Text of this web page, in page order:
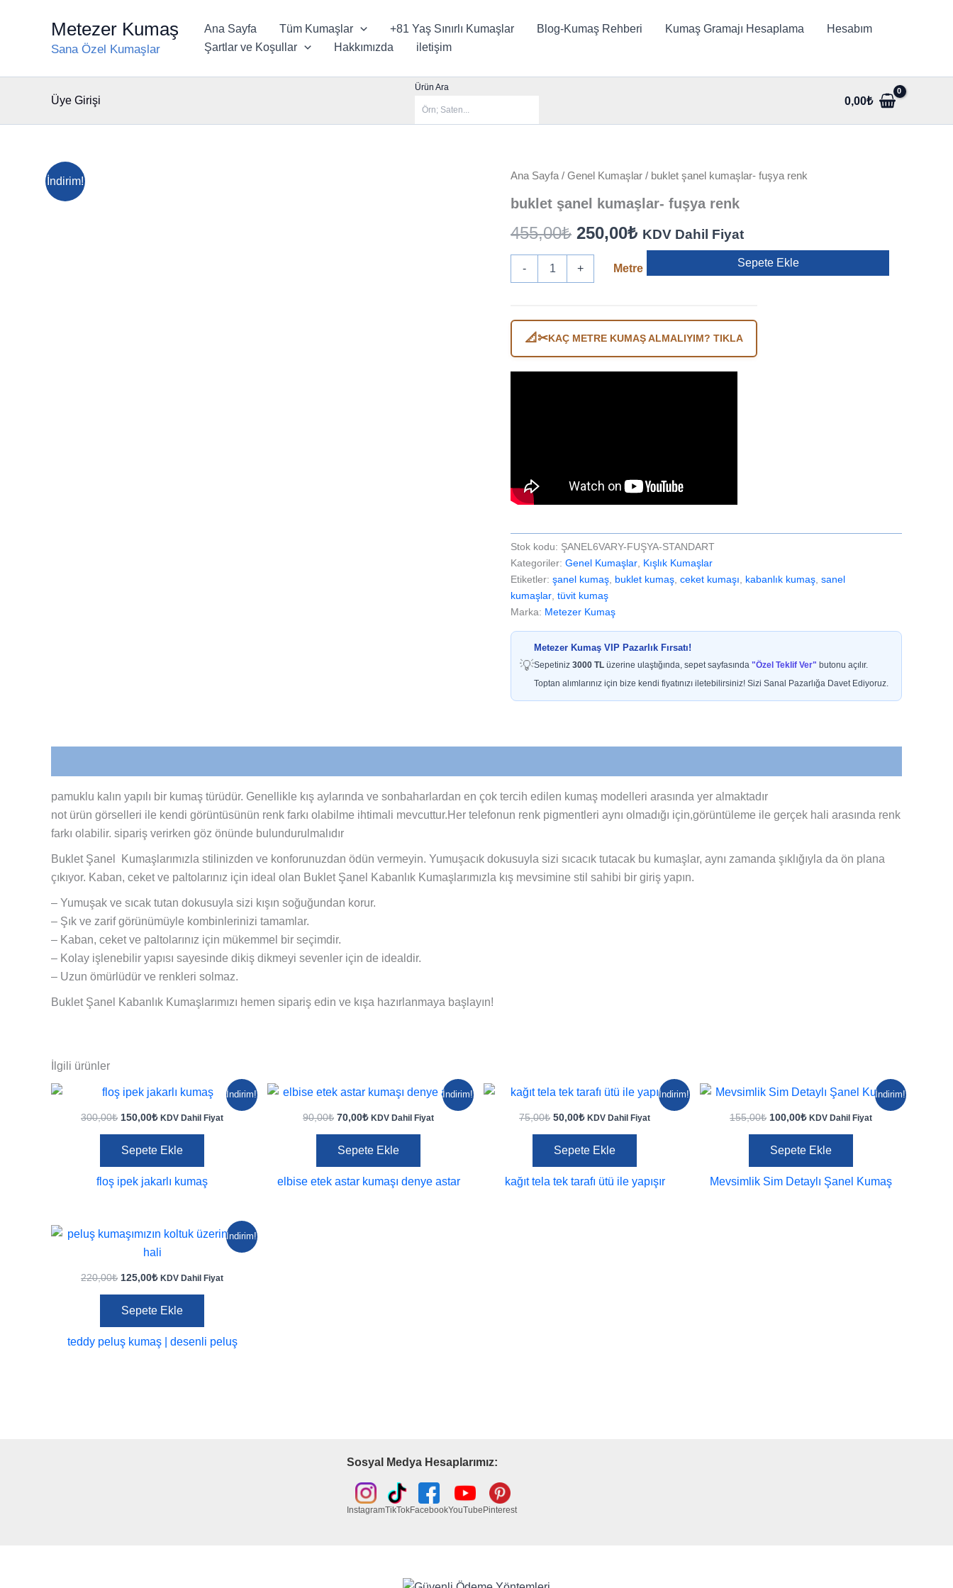
Metezer Kumaş
Sana Özel Kumaşlar
Ana Sayfa Tüm Kumaşlar +81 Yaş Sınırlı Kumaşlar Blog-Kumaş Rehberi Kumaş Gramajı Hesaplama
Hesabım
Şartlar ve Koşullar
Hakkımızda iletişim
Üye Girişi
Ürün Ara
0,00₺
İndirim! Ana Sayfa / Genel Kumaşlar / buklet şanel kumaşlar- fuşya renk
buklet şanel kumaşlar- fuşya renk
455,00₺ Orijinal
fiyat:
455,00₺.
250,00₺Şu
250,00₺.
KDV Dahil Fiyat
-
renk
+ Metre Sepete Ekle
📐✂KAÇ METRE KUMAŞ ALMALIYIM? TIKLA
Stok kodu: ŞANEL6VARY-FUŞYA-STANDART
Kategoriler: Genel Kumaşlar, Kışlık Kumaşlar
Etiketler: şanel kumaş, buklet kumaş, ceket kumaşı, kabanlık kumaş, sanel
kumaşlar, tüvit kumaş
Marka: Metezer Kumaş
💡
Metezer Kumaş VIP Pazarlık Fırsatı!
Sepetiniz 3000 TL üzerine ulaştığında, sepet sayfasında "Özel Teklif Ver" butonu açılır.
Toptan alımlarınız için bize kendi fiyatınızı iletebilirsiniz! Sizi Sanal Pazarlığa Davet Ediyoruz.
pamuklu kalın yapılı bir kumaş türüdür. Genellikle kış aylarında ve sonbaharlardan en çok tercih edilen kumaş modelleri arasında yer almaktadır
not ürün görselleri ile kendi görüntüsünün renk farkı olabilme ihtimali mevcuttur.Her telefonun renk pigmentleri aynı olmadığı için,görüntüleme ile gerçek hali arasında renk
farkı olabilir. sipariş verirken göz önünde bulundurulmalıdır
Buklet Şanel Kumaşlarımızla stilinizden ve konforunuzdan ödün vermeyin. Yumuşacık dokusuyla sizi sıcacık tutacak bu kumaşlar, aynı zamanda şıklığıyla da ön plana
çıkıyor. Kaban, ceket ve paltolarınız için ideal olan Buklet Şanel Kabanlık Kumaşlarımızla kış mevsimine stil sahibi bir giriş yapın.
– Yumuşak ve sıcak tutan dokusuyla sizi kışın soğuğundan korur.
– Şık ve zarif görünümüyle kombinlerinizi tamamlar.
– Kaban, ceket ve paltolarınız için mükemmel bir seçimdir.
– Kolay işlenebilir yapısı sayesinde dikiş dikmeyi sevenler için de idealdir.
– Uzun ömürlüdür ve renkleri solmaz.
Buklet Şanel Kabanlık Kumaşlarımızı hemen sipariş edin ve kışa hazırlanmaya başlayın!
İlgili ürünler
İndirim!
300,00₺ Orijinal
150,00₺Şu
150,00₺.
KDV Dahil Fiyat
Sepete Ekle
floş ipek jakarlı kumaş
İndirim!
90,00₺ Orijinal
70,00₺Şu
70,00₺.
KDV Dahil Fiyat
Sepete Ekle
elbise etek astar kumaşı denye astar
İndirim!
75,00₺ Orijinal
50,00₺Şu
50,00₺.
KDV Dahil Fiyat
Sepete Ekle
kağıt tela tek tarafı ütü ile yapışır
İndirim!
155,00₺ Orijinal
100,00₺Şu
100,00₺.
KDV Dahil Fiyat
Sepete Ekle
Mevsimlik Sim Detaylı Şanel Kumaş
İndirim!
220,00₺ Orijinal
125,00₺Şu
125,00₺.
KDV Dahil Fiyat
Sepete Ekle
teddy peluş kumaş | desenli peluş
Sosyal Medya Hesaplarımız:
InstagramTikTokFacebookYouTube Pinterest